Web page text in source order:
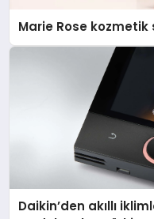
Marie Rose
Daikin’den akıllı